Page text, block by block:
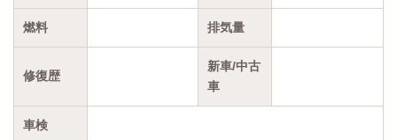
燃料 排気量
修復歴
新車/中古
車
車検